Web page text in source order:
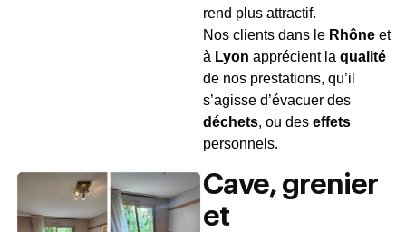
rend plus attractif.
Nos clients dans le Rhône et
à Lyon apprécient la qualité
de nos prestations, qu’il
s’agisse d’évacuer des
déchets, ou des effets
personnels.
Cave, grenier
et